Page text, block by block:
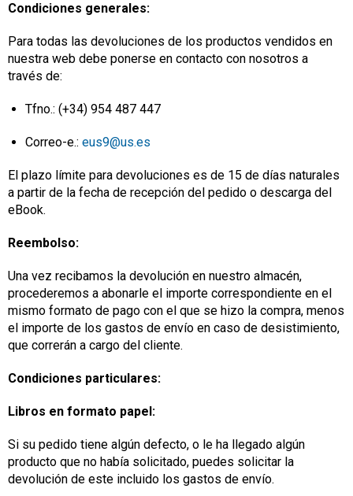
Condiciones generales:
Para todas las devoluciones de los productos vendidos en
nuestra web debe ponerse en contacto con nosotros a
través de:
Tfno.: (+34) 954 487 447
Correo-e.: eus9@us.es
El plazo límite para devoluciones es de 15 de días naturales
a partir de la fecha de recepción del pedido o descarga del
eBook.
Reembolso:
Una vez recibamos la devolución en nuestro almacén,
procederemos a abonarle el importe correspondiente en el
mismo formato de pago con el que se hizo la compra, menos
el importe de los gastos de envío en caso de desistimiento,
que correrán a cargo del cliente.
Condiciones particulares:
Libros en formato papel:
Si su pedido tiene algún defecto, o le ha llegado algún
producto que no había solicitado, puedes solicitar la
devolución de este incluido los gastos de envío.